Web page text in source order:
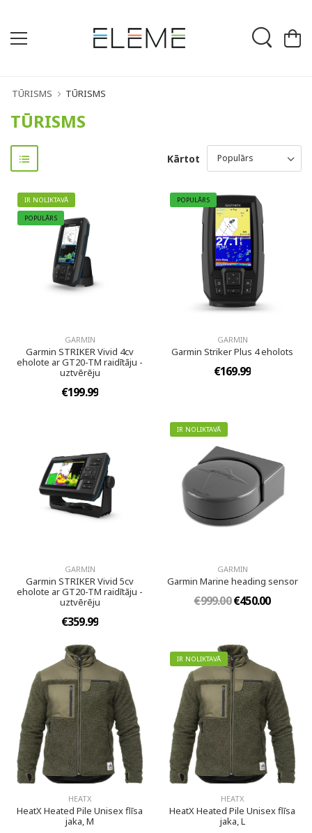
TŪRISMS TŪRISMS
TŪRISMS
Kārtot
IR NOLIKTAVĀ
POPULĀRS
GARMIN
Garmin STRIKER Vivid 4cv
eholote ar GT20-TM raidītāju -
uztvērēju
€199.99
POPULĀRS
GARMIN
Garmin Striker Plus 4 eholots
€169.99
GARMIN
Garmin STRIKER Vivid 5cv
eholote ar GT20-TM raidītāju -
uztvērēju
€359.99
IR NOLIKTAVĀ
GARMIN
Garmin Marine heading sensor
€999.00€450.00
HEATX
HeatX Heated Pile Unisex flīsa
jaka, M
IR NOLIKTAVĀ
HEATX
HeatX Heated Pile Unisex flīsa
jaka, L